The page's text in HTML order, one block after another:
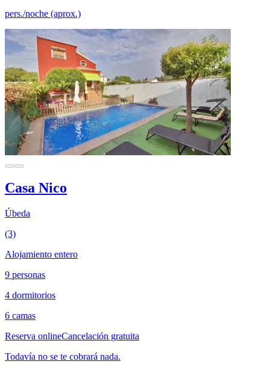
pers./noche (aprox.)
Casa Nico
Úbeda
(3)
Alojamiento entero
9 personas
4 dormitorios
6 camas
Reserva onlineCancelación gratuita
Todavía no se te cobrará nada.